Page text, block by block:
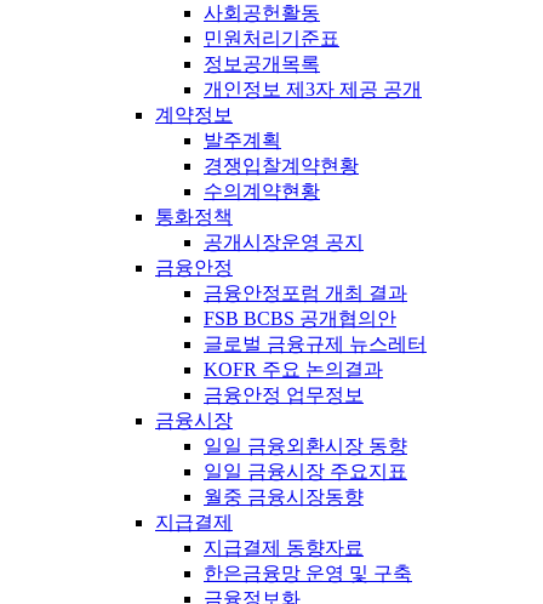
사회공헌활동
민원처리기준표
정보공개목록
개인정보 제3자 제공 공개
계약정보
발주계획
경쟁입찰계약현황
수의계약현황
통화정책
공개시장운영 공지
금융안정
금융안정포럼 개최 결과
FSB BCBS 공개협의안
글로벌 금융규제 뉴스레터
KOFR 주요 논의결과
금융안정 업무정보
금융시장
일일 금융외환시장 동향
일일 금융시장 주요지표
월중 금융시장동향
지급결제
지급결제 동향자료
한은금융망 운영 및 구축
금융정보화